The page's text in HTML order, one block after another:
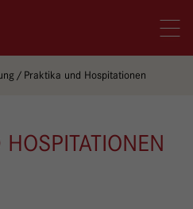
Praktika und Hospitationen